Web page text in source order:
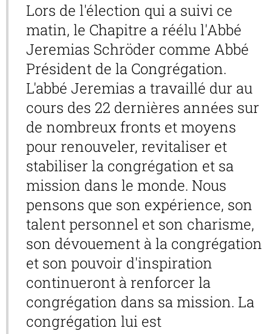
Lors de l'élection qui a suivi ce
matin, le Chapitre a réélu l'Abbé
Jeremias Schröder comme Abbé
Président de la Congrégation.
L'abbé Jeremias a travaillé dur au
cours des 22 dernières années sur
de nombreux fronts et moyens
pour renouveler, revitaliser et
stabiliser la congrégation et sa
mission dans le monde. Nous
pensons que son expérience, son
talent personnel et son charisme,
son dévouement à la congrégation
et son pouvoir d'inspiration
continueront à renforcer la
congrégation dans sa mission. La
congrégation lui est